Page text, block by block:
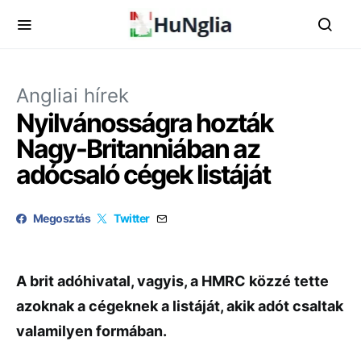
Angliai hírek
Nyilvánosságra hozták
Nagy-Britanniában az
adócsaló cégek listáját
Megosztás Twitter
A brit adóhivatal, vagyis, a HMRC közzé tette
azoknak a cégeknek a listáját, akik adót csaltak
valamilyen formában.